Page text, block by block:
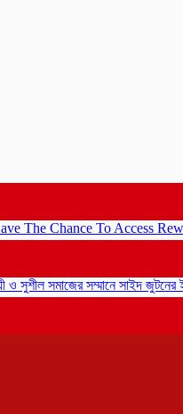
Chance To Access Rewards
সমাজের সম্মানে সাইদ জুটনের ইফতার